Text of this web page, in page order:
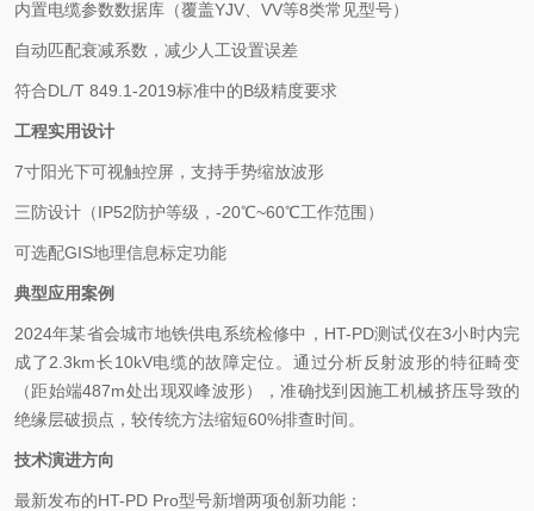
内置电缆参数数据库（覆盖YJV、VV等8类常见型号）
自动匹配衰减系数，减少人工设置误差
符合DL/T 849.1-2019标准中的B级精度要求
工程实用设计
7寸阳光下可视触控屏，支持手势缩放波形
三防设计（IP52防护等级，-20℃~60℃工作范围）
可选配GIS地理信息标定功能
典型应用案例
2024年某省会城市地铁供电系统检修中，HT-PD测试仪在3小时内完
成了2.3km长10kV电缆的故障定位。通过分析反射波形的特征畸变
（距始端487m处出现双峰波形），准确找到因施工机械挤压导致的
绝缘层破损点，较传统方法缩短60%排查时间。
技术演进方向
最新发布的HT-PD Pro型号新增两项创新功能：